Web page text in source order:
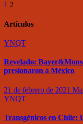
1 2
Artículos
YNQT
Revelado:
presionaron a México
21 de febrero de 2021
YNQT
Transgénicos en Chile: